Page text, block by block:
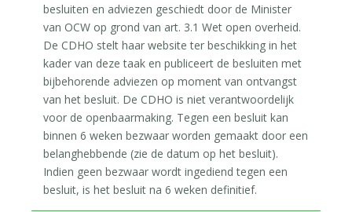
besluiten en adviezen geschiedt door de Minister
van OCW op grond van art. 3.1 Wet open overheid.
De CDHO stelt haar website ter beschikking in het
kader van deze taak en publiceert de besluiten met
bijbehorende adviezen op moment van ontvangst
van het besluit. De CDHO is niet verantwoordelijk
voor de openbaarmaking. Tegen een besluit kan
binnen 6 weken bezwaar worden gemaakt door een
belanghebbende (zie de datum op het besluit).
Indien geen bezwaar wordt ingediend tegen een
besluit, is het besluit na 6 weken definitief.